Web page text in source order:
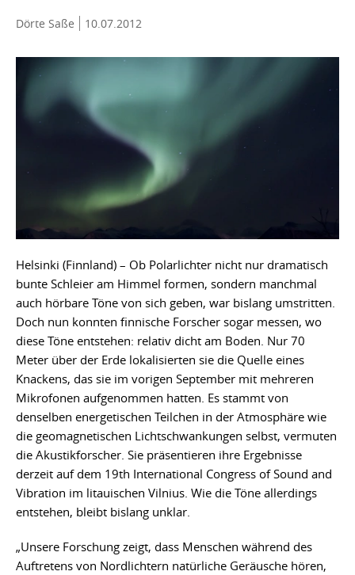
Dörte Saße 10.07.2012
Helsinki (Finnland) – Ob Polarlichter nicht nur dramatisch
bunte Schleier am Himmel formen, sondern manchmal
auch hörbare Töne von sich geben, war bislang umstritten.
Doch nun konnten finnische Forscher sogar messen, wo
diese Töne entstehen: relativ dicht am Boden. Nur 70
Meter über der Erde lokalisierten sie die Quelle eines
Knackens, das sie im vorigen September mit mehreren
Mikrofonen aufgenommen hatten. Es stammt von
denselben energetischen Teilchen in der Atmosphäre wie
die geomagnetischen Lichtschwankungen selbst, vermuten
die Akustikforscher. Sie präsentieren ihre Ergebnisse
derzeit auf dem 19th International Congress of Sound and
Vibration im litauischen Vilnius. Wie die Töne allerdings
entstehen, bleibt bislang unklar.
„Unsere Forschung zeigt, dass Menschen während des
Auftretens von Nordlichtern natürliche Geräusche hören,